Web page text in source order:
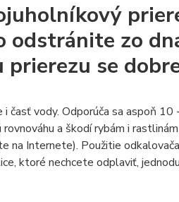
odstránite zo
se
vody. Odporúča sa aspoň
a škodí rybám i
na Internete). Použitie
ktoré nechcete odplaviť,